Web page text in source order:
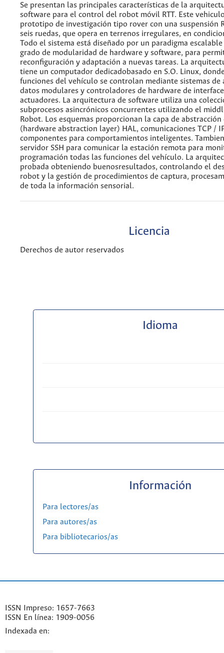
Se presentan las principales características de la
software para el control del robot móvil RTT. Este
prototipo de investigación tipo rover con una suspensión
seis ruedas, que opera en terrenos irregulares, en
Todo el sistema está diseñado por un paradigma
grado de modularidad de hardware y software, para
reconfiguración y adaptación a nuevas tareas. La
tiene un computador dedicadobasado en S.O. Linux,
funciones del vehículo se controlan mediante sistemas de
datos modulares y controladores de hardware de
actuadores. La arquitectura de software utiliza una
subprocesos asincrónicos concurrentes utilizando el
Robot. Los esquemas proporcionan la capa de
(hardware abstraction layer) HAL, comunicaciones TCP /
componentes para comportamientos inteligentes.
servidor SSH para comunicar la estación remota para
programación todas las funciones del vehículo. La
probada obteniendo buenosresultados, controlando el
robot y la gestión de procedimientos de captura,
de toda la información sensorial.
Licencia
Derechos de autor reservados
Idioma
Información
Para lectores/as
Para autores/as
Para bibliotecarios/as
ISSN Impreso: 1657-7663
ISSN En línea: 1909-0056
Indexada en: